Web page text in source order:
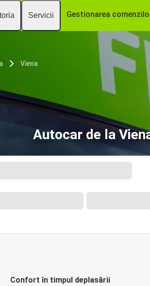
Servicii Gestionarea
Viena
Autocar de la
Confort în timpul deplasării